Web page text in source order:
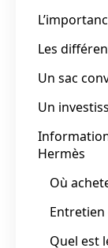
Les
Un sac
Un
Hermès
Où
Entretien
Quel est